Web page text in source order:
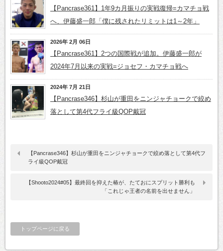
【Pancrase361】1年9カ月振りの実戦復帰=カマチョ戦
へ、伊藤盛一郎「僕に残されたリミットは1～2年」
2026年 2月 06日
【Pancrase361】2つの国際戦が追加。伊藤盛一郎が
2024年7月以来の実戦=ジョセフ・カマチョ戦へ
2024年 7月 21日
【Pancrase346】杉山が重田をニンジャチョークで絞め
落として第4代フライ級QOP戴冠
【Pancrase346】杉山が重田をニンジャチョークで絞め落として第4代フ
ライ級QOP戴冠
【Shooto2024#05】最終回を抑えた椿が、たておにスプリット勝利も
「これじゃ王者の名前を出せません」
トップページに戻る